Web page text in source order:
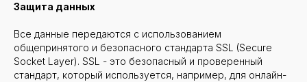
Защита данных
Все данные передаются с использованием
общепринятого и безопасного стандарта SSL (Secure
Socket Layer). SSL - это безопасный и проверенный
стандарт, который используется, например, для онлайн-